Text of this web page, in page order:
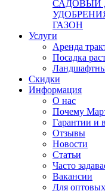
САДОВЫЙ
ГАЗОН
Услуги
Аренда
Посадка
Скидки
Информация
О нас
Почему
Гарантии и
Отзывы
Новости
Статьи
Часто
Вакансии
Для